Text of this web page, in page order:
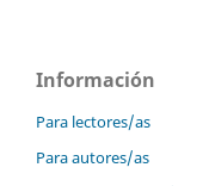
Información
Para lectores/as
Para autores/as